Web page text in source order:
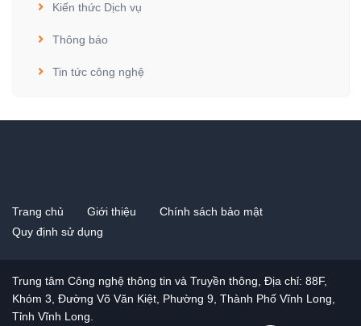
Kiến thức Dịch vụ
Thông báo
Tin tức công nghệ
Trang chủ Giới thiệu
Chính sách bảo mật
Quy định sử dụng
Trung tâm Công nghệ thông tin và Truyền thông, Địa chỉ: 88F,
Khóm 3, Đường Võ Văn Kiệt, Phường 9, Thành Phố Vĩnh Long,
Tỉnh Vĩnh Long.